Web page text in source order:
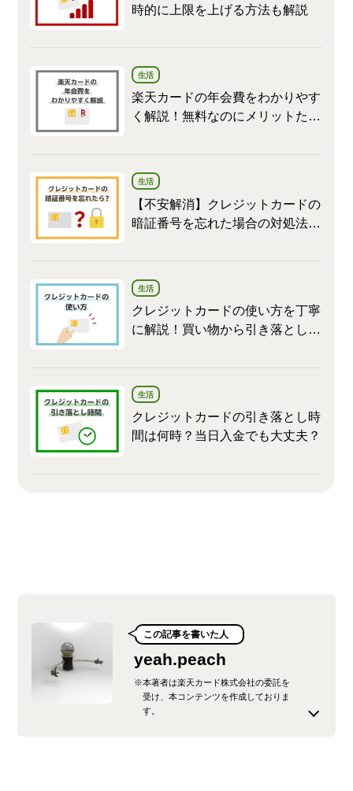
時的に上限を上げる方法も解説
生活
楽天カードの年会費をわかりやす
く解説！無料なのにメリットたく
生活
【不安解消】クレジットカードの
暗証番号を忘れた場合の対処法と
生活
クレジットカードの使い方を丁寧
に解説！買い物から引き落としま
生活
クレジットカードの引き落とし時
間は何時？当日入金でも大丈夫？
この記事を書いた人
yeah.peach
※本著者は楽天カード株式会社の委託を
受け、本コンテンツを作成しておりま
す。